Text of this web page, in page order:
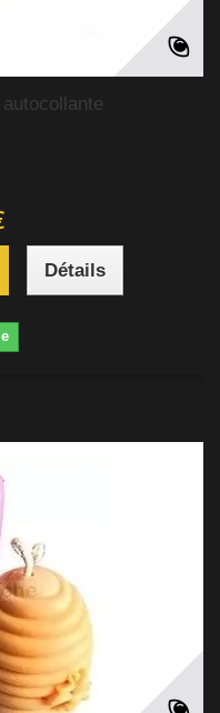
Détails